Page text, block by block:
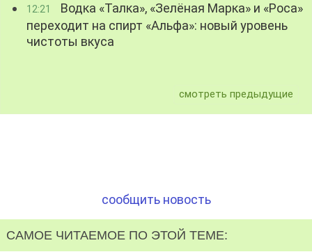
12:21
Водка «Талка», «Зелёная Марка» и «Роса»
переходит на спирт «Альфа»: новый уровень
чистоты вкуса
смотреть предыдущие
сообщить новость
САМОЕ ЧИТАЕМОЕ ПО ЭТОЙ ТЕМЕ: